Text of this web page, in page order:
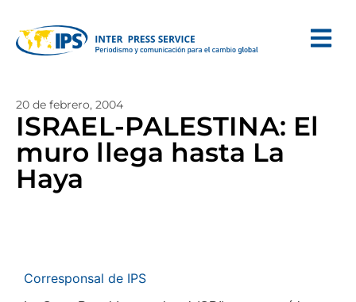
20 de febrero, 2004
ISRAEL-PALESTINA: El
muro llega hasta La
Haya
Corresponsal de IPS